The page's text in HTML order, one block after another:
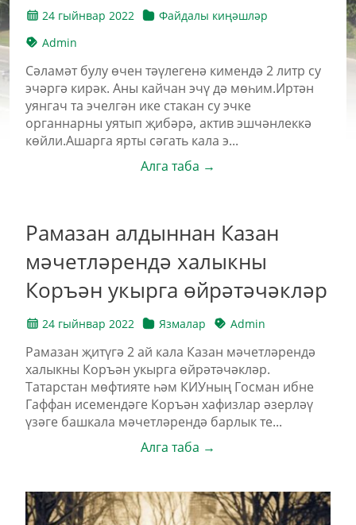
24 гыйнвар 2022
Файдалы киңәшләр
Admin
Сәламәт булу өчен тәүлегенә кимендә 2 литр су
эчәргә кирәк. Аны кайчан эчү дә мөһим.Иртән
уянгач та эчелгән ике стакан су эчке
органнарны уятып җибәрә, актив эшчәнлеккә
көйли.Ашарга ярты сәгать кала э...
Алга таба →
Рамазан алдыннан Казан
мәчетләрендә халыкны
Коръән укырга өйрәтәчәкләр
24 гыйнвар 2022 Язмалар Admin
Рамазан җитүгә 2 ай кала Казан мәчетләрендә
халыкны Коръән укырга өйрәтәчәкләр.
Татарстан мөфтияте һәм КИУның Госман ибне
Гаффан исемендәге Коръән хафизлар әзерләү
үзәге башкала мәчетләрендә барлык те...
Алга таба →